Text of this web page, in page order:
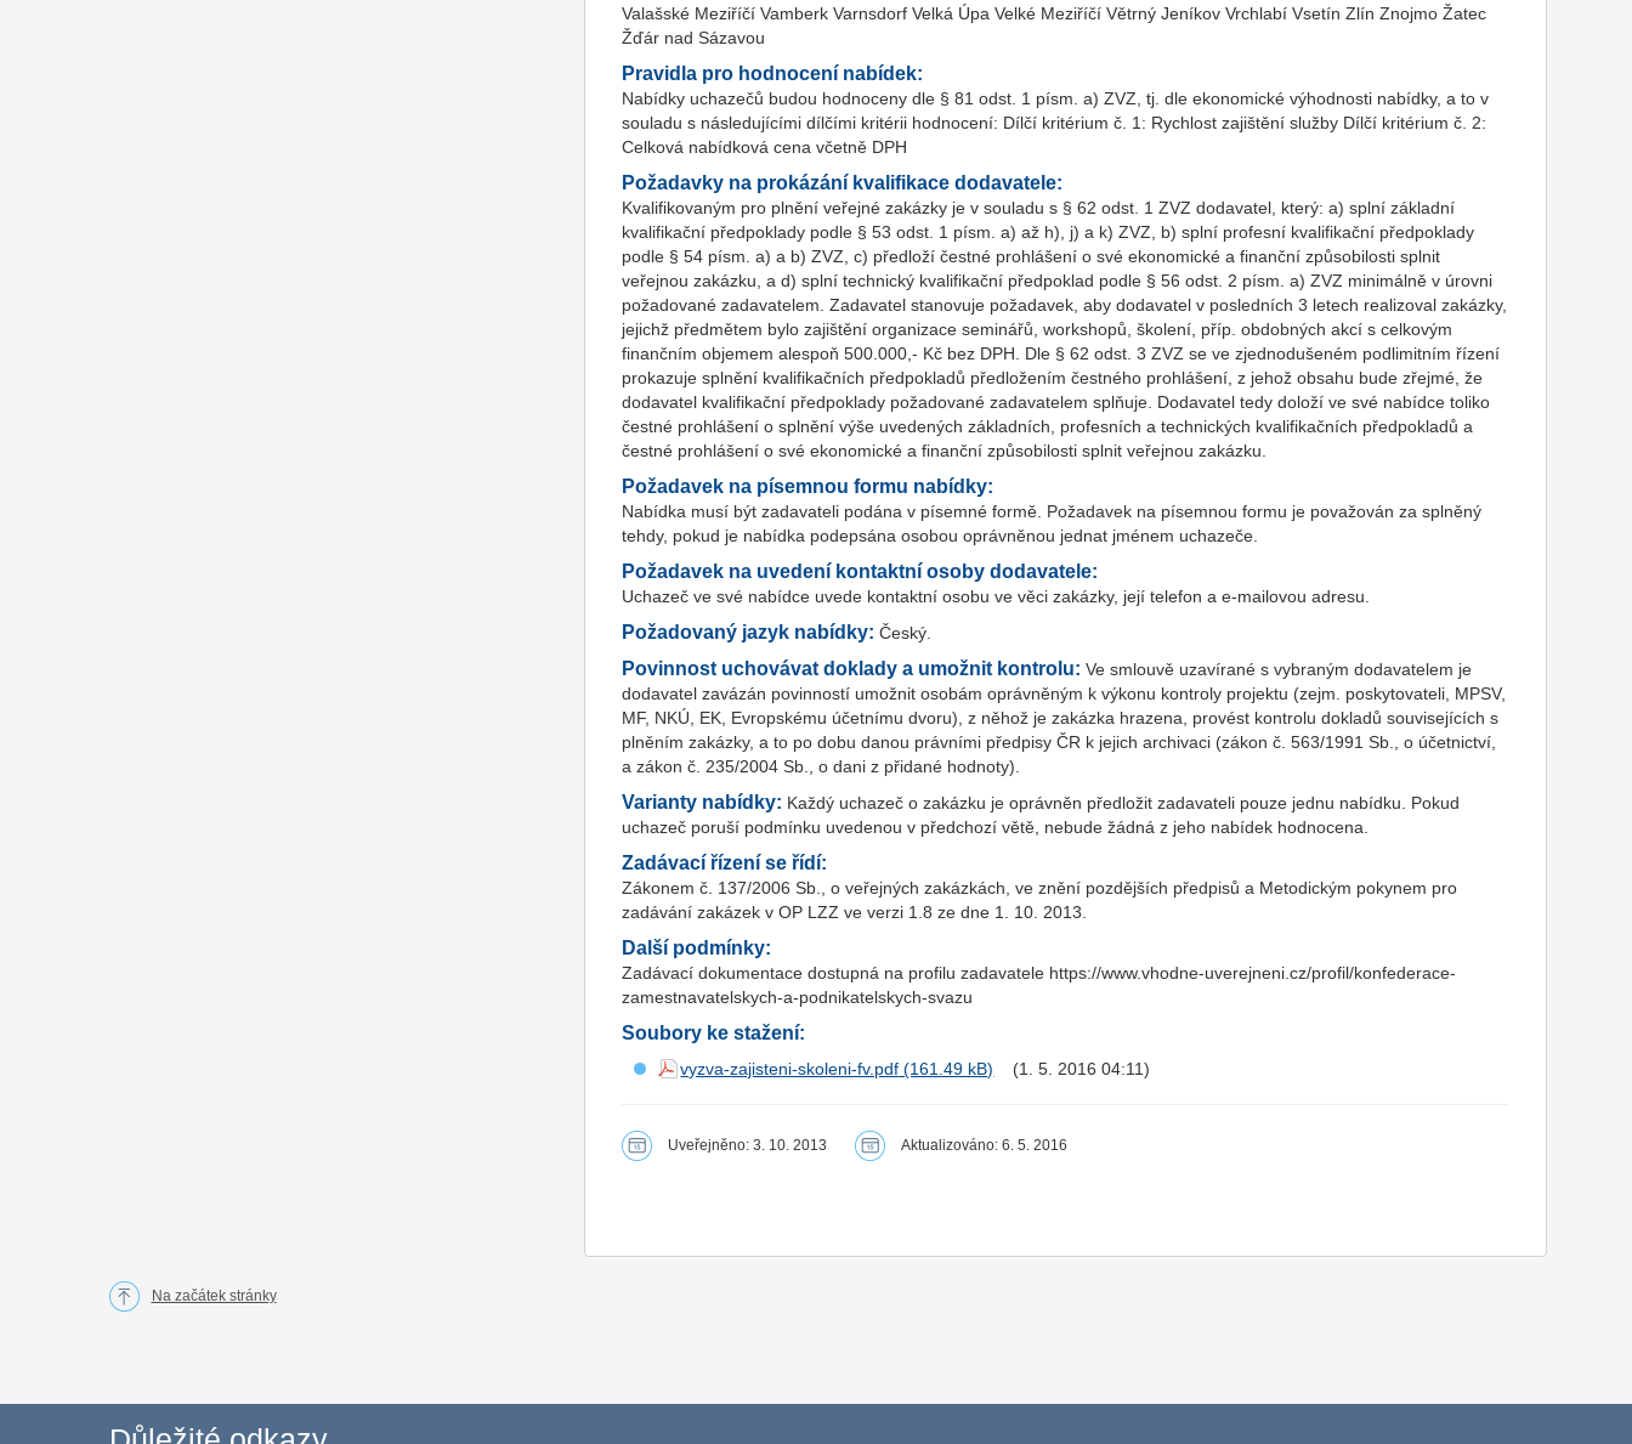
Valašské Meziříčí Vamberk Varnsdorf Velká Úpa Velké Meziříčí Větrný Jeníkov Vrchlabí Vsetín Zlín Znojmo Žatec
Žďár nad Sázavou
Pravidla pro hodnocení nabídek:
Nabídky uchazečů budou hodnoceny dle § 81 odst. 1 písm. a) ZVZ, tj. dle ekonomické výhodnosti nabídky, a to v
souladu s následujícími dílčími kritérii hodnocení: Dílčí kritérium č. 1: Rychlost zajištění služby Dílčí kritérium č. 2:
Celková nabídková cena včetně DPH
Požadavky na prokázání kvalifikace dodavatele:
Kvalifikovaným pro plnění veřejné zakázky je v souladu s § 62 odst. 1 ZVZ dodavatel, který: a) splní základní
kvalifikační předpoklady podle § 53 odst. 1 písm. a) až h), j) a k) ZVZ, b) splní profesní kvalifikační předpoklady
podle § 54 písm. a) a b) ZVZ, c) předloží čestné prohlášení o své ekonomické a finanční způsobilosti splnit
veřejnou zakázku, a d) splní technický kvalifikační předpoklad podle § 56 odst. 2 písm. a) ZVZ minimálně v úrovni
požadované zadavatelem. Zadavatel stanovuje požadavek, aby dodavatel v posledních 3 letech realizoval zakázky,
jejichž předmětem bylo zajištění organizace seminářů, workshopů, školení, příp. obdobných akcí s celkovým
finančním objemem alespoň 500.000,- Kč bez DPH. Dle § 62 odst. 3 ZVZ se ve zjednodušeném podlimitním řízení
prokazuje splnění kvalifikačních předpokladů předložením čestného prohlášení, z jehož obsahu bude zřejmé, že
dodavatel kvalifikační předpoklady požadované zadavatelem splňuje. Dodavatel tedy doloží ve své nabídce toliko
čestné prohlášení o splnění výše uvedených základních, profesních a technických kvalifikačních předpokladů a
čestné prohlášení o své ekonomické a finanční způsobilosti splnit veřejnou zakázku.
Požadavek na písemnou formu nabídky:
Nabídka musí být zadavateli podána v písemné formě. Požadavek na písemnou formu je považován za splněný
tehdy, pokud je nabídka podepsána osobou oprávněnou jednat jménem uchazeče.
Požadavek na uvedení kontaktní osoby dodavatele:
Uchazeč ve své nabídce uvede kontaktní osobu ve věci zakázky, její telefon a e-mailovou adresu.
Požadovaný jazyk nabídky: Český.
Povinnost uchovávat doklady a umožnit kontrolu: Ve smlouvě uzavírané s vybraným dodavatelem je
dodavatel zavázán povinností umožnit osobám oprávněným k výkonu kontroly projektu (zejm. poskytovateli, MPSV,
MF, NKÚ, EK, Evropskému účetnímu dvoru), z něhož je zakázka hrazena, provést kontrolu dokladů souvisejících s
plněním zakázky, a to po dobu danou právními předpisy ČR k jejich archivaci (zákon č. 563/1991 Sb., o účetnictví,
a zákon č. 235/2004 Sb., o dani z přidané hodnoty).
Varianty nabídky: Každý uchazeč o zakázku je oprávněn předložit zadavateli pouze jednu nabídku. Pokud
uchazeč poruší podmínku uvedenou v předchozí větě, nebude žádná z jeho nabídek hodnocena.
Zadávací řízení se řídí:
Zákonem č. 137/2006 Sb., o veřejných zakázkách, ve znění pozdějších předpisů a Metodickým pokynem pro
zadávání zakázek v OP LZZ ve verzi 1.8 ze dne 1. 10. 2013.
Další podmínky:
Zadávací dokumentace dostupná na profilu zadavatele https://www.vhodne-uverejneni.cz/profil/konfederace-
zamestnavatelskych-a-podnikatelskych-svazu
Soubory ke stažení:
vyzva-zajisteni-skoleni-fv.pdf (1. 5. 2016 04:11)
Uveřejněno: 3. 10. 2013 Aktualizováno: 6. 5. 2016
Na začátek stránky